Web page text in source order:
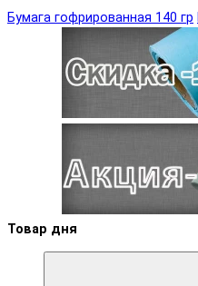
Бумага гофрированная 140 гр
Товар дня